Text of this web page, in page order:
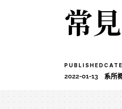
常
PUBLISHED
2022-01-13 系所